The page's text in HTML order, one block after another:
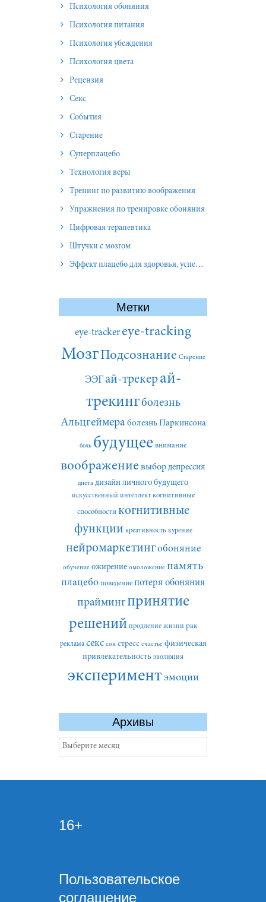
Психология обоняния
Психология питания
Психология убеждения
Психология цвета
Рецензия
Секс
События
Старение
Суперплацебо
Технология веры
Тренинг по развитию воображения
Упражнения по тренировке обоняния
Цифровая терапевтика
Штучки с мозгом
Эффект плацебо для здоровья, успеха и отношений
Метки
eye-tracker eye-tracking
МозгПодсознание Старение
ЭЭГай-трекерай-
трекингболезнь
Альцгеймера болезнь Паркинсона
боль будущее внимание
воображение выбор депрессия
диета дизайн личного будущего
искусственный интеллект когнитивные
способности когнитивные
функции креативность курение
нейромаркетингобоняние
обучение ожирение омоложение память
плацебо поведение потеря обоняния
праймингпринятие
решений продление жизни рак
реклама секс сон стресс счастье физическая
привлекательность эволюция
экспериментэмоции
Архивы
Архивы
16+
Пользовательское
соглашение